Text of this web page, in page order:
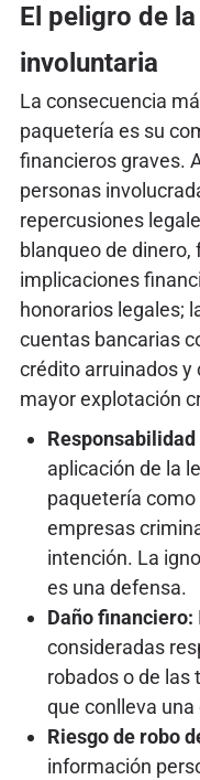
El peligro de
involuntaria
La consecuencia
paquetería es su
financieros graves.
personas
repercusiones
blanqueo de dinero,
implicaciones
honorarios legales;
cuentas bancarias
crédito arruinados y
mayor explotación
Responsabilidad
aplicación de la
paquetería
empresas
intención. La
es una defensa.
Daño financiero:
consideradas
robados o de las
que conlleva
Riesgo de robo
información